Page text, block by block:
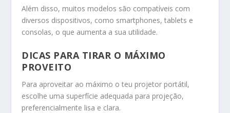
Além disso, muitos modelos são compatíveis com
diversos dispositivos, como smartphones, tablets e
consolas, o que aumenta a sua utilidade.
DICAS PARA TIRAR O MÁXIMO
PROVEITO
Para aproveitar ao máximo o teu projetor portátil,
escolhe uma superfície adequada para projeção,
preferencialmente lisa e clara.